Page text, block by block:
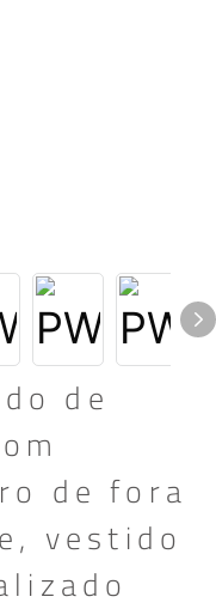
de
de fora
vestido